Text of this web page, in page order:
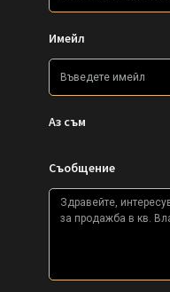
Имейл
Аз съм
Съобщение